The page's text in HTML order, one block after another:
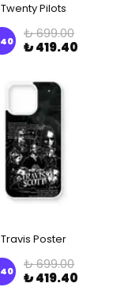
Twenty Pilots
40
₺ 699.00
₺ 419.40
Travis Poster
40
₺ 699.00
₺ 419.40